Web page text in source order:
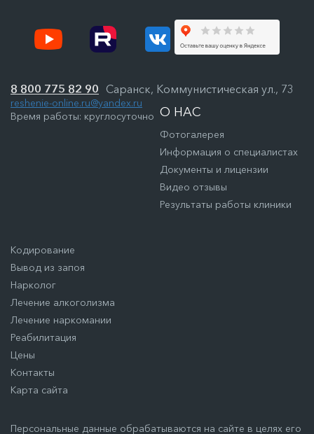
О НАС
Фотогалерея
Информация о специалистах
Документы и лицензии
Видео отзывы
Результаты работы клиники
Кодирование
Вывод из запоя
Нарколог
Лечение алкоголизма
Лечение наркомании
Реабилитация
Цены
Контакты
Карта сайта
8 800 775 82 90 Саранск, Коммунистическая ул., 73
reshenie-online.ru@yandex.ru
Время работы: круглосуточно
Персональные данные обрабатываются на сайте в целях его